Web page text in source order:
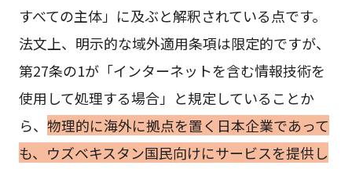
すべての主体」に及ぶと解釈されている点です。
法文上、明示的な域外適用条項は限定的ですが、
第27条の1が「インターネットを含む情報技術を
使用して処理する場合」と規定していることか
ら、 物理的に海外に拠点を置く日本企業であって
も、ウズベキスタン国民向けにサービスを提供し